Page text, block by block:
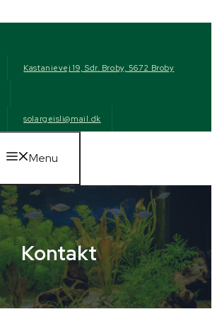
Kastanievej 19, Sdr. Broby, 5672 Broby
solargeisli@mail.dk
Menu
Kontakt